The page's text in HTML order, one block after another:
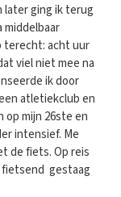
later ging ik terug
terecht: acht uur
viel niet mee na
ik door
atletiekclub en
op mijn 26ste en
intensief. Me
de fiets. Op reis
fietsend gestaag